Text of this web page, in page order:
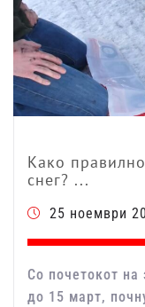
Како
снег? ...
25 ноември
Со почетокот на
до 15 март,